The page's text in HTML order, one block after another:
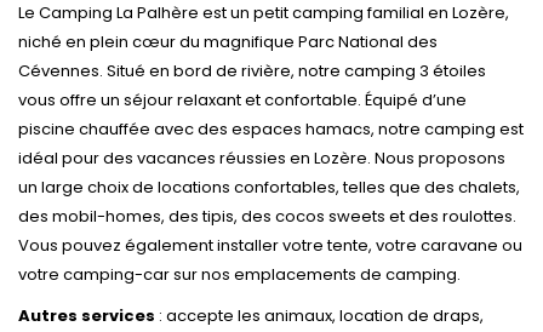
Le Camping La Palhère est un petit camping familial en Lozère,
niché en plein cœur du magnifique Parc National des
Cévennes. Situé en bord de rivière, notre camping 3 étoiles
vous offre un séjour relaxant et confortable. Équipé d’une
piscine chauffée avec des espaces hamacs, notre camping est
idéal pour des vacances réussies en Lozère. Nous proposons
un large choix de locations confortables, telles que des chalets,
des mobil-homes, des tipis, des cocos sweets et des roulottes.
Vous pouvez également installer votre tente, votre caravane ou
votre camping-car sur nos emplacements de camping.
Autres services : accepte les animaux, location de draps,